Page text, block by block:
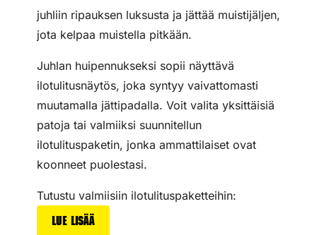
juhliin ripauksen luksusta ja jättää muistijäljen,
jota kelpaa muistella pitkään.
Juhlan huipennukseksi sopii näyttävä
ilotulitusnäytös, joka syntyy vaivattomasti
muutamalla jättipadalla. Voit valita yksittäisiä
patoja tai valmiiksi suunnitellun
ilotulituspaketin, jonka ammattilaiset ovat
koonneet puolestasi.
Tutustu valmiisiin ilotulituspaketteihin:
Lue lisää